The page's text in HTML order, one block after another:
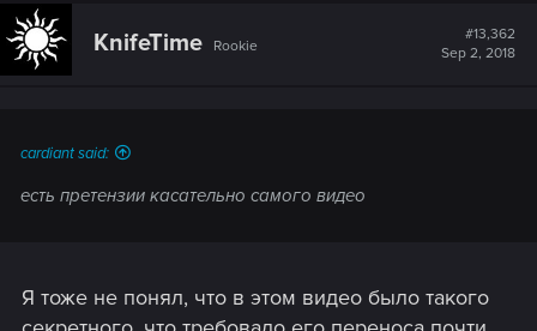
KnifeTime Rookie
#13,362
Sep 2, 2018
cardiant said:
есть претензии касательно самого видео
Я тоже не понял, что в этом видео было такого